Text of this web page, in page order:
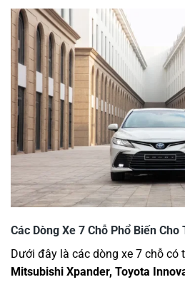
Các Dòng Xe 7 Chỗ Phổ Biến
Dưới đây là các dòng xe 7 chỗ có
Mitsubishi Xpander, Toyota